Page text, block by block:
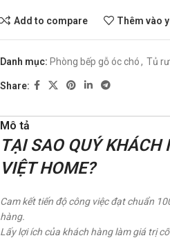
Add to compare Thêm vào
Danh mục: Phòng bếp gỗ óc chó, Tủ
Share:
Mô tả
TẠI SAO QUÝ KHÁCH
VIỆT HOME?
Cam kết tiến độ công việc đạt chuẩn
hàng.
Lấy lợi ích của khách hàng làm giá trị